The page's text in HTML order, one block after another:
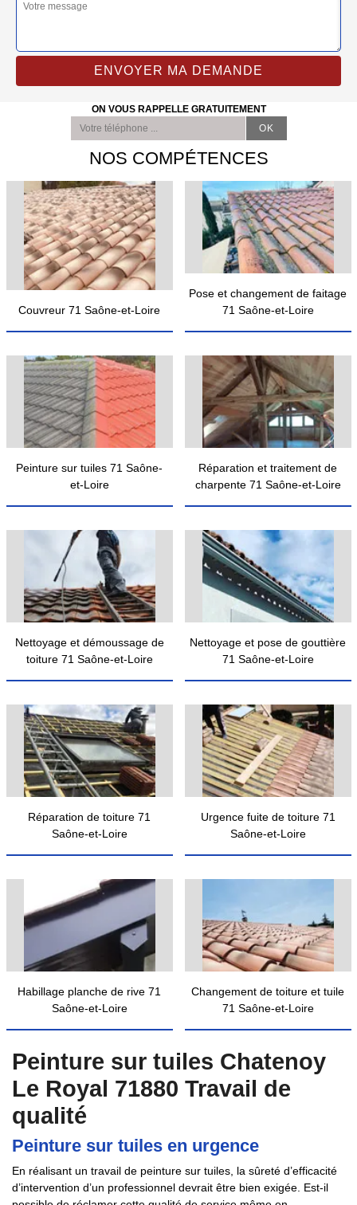
ON VOUS RAPPELLE GRATUITEMENT
NOS COMPÉTENCES
Couvreur 71 Saône-et-Loire
Pose et changement de faitage
71 Saône-et-Loire
Peinture sur tuiles 71 Saône-
et-Loire
Réparation et traitement de
charpente 71 Saône-et-Loire
Nettoyage et démoussage de
toiture 71 Saône-et-Loire
Nettoyage et pose de gouttière
71 Saône-et-Loire
Réparation de toiture 71
Saône-et-Loire
Urgence fuite de toiture 71
Saône-et-Loire
Habillage planche de rive 71
Saône-et-Loire
Changement de toiture et tuile
71 Saône-et-Loire
Peinture sur tuiles Chatenoy
Le Royal 71880 Travail de
qualité
Peinture sur tuiles en urgence
En réalisant un travail de peinture sur tuiles, la sûreté d’efficacité
d’intervention d’un professionnel devrait être bien exigée. Est-il